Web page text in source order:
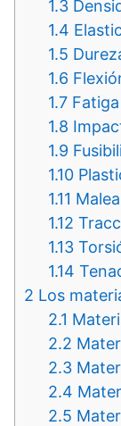
1.3
1.4
1.5
1.6
1.7 Fatiga
1.8
1.9
1.10
1.11
1.12
1.13
1.14
2 Los
2.1
2.2
2.3
2.4
2.5